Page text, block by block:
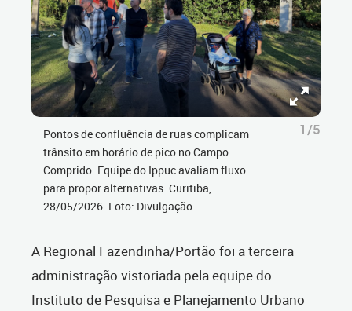
Pontos de confluência de ruas complicam
trânsito em horário de pico no Campo
Comprido. Equipe do Ippuc avaliam fluxo
para propor alternativas. Curitiba,
28/05/2026. Foto: Divulgação
1/5
A Regional Fazendinha/Portão foi a terceira
administração vistoriada pela equipe do
Instituto de Pesquisa e Planejamento Urbano